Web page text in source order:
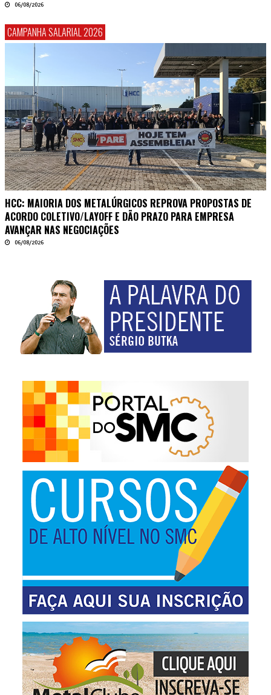
06/08/2026
CAMPANHA SALARIAL 2026
HCC: MAIORIA DOS METALÚRGICOS REPROVA PROPOSTAS DE
ACORDO COLETIVO/LAYOFF E DÃO PRAZO PARA EMPRESA
AVANÇAR NAS NEGOCIAÇÕES
06/08/2026